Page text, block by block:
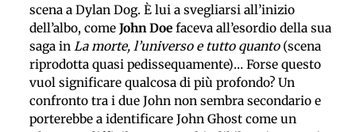
scena a Dylan Dog. È lui a svegliarsi all’inizio
dell’albo, come John Doefaceva all’esordio della sua
saga in La morte, l’universo e tutto quanto(scena
riprodotta quasi pedissequamente)… Forse questo
vuol significare qualcosa di più profondo? Un
confronto tra i due John non sembra secondario e
porterebbe a identificare John Ghost come un